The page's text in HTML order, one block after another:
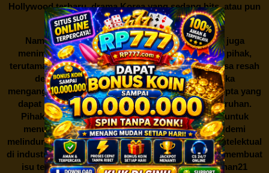
Hollywood terbaru, drama Korea yang sedang hits, atau pun
produksi film lokal dengan kualitas terbaik.
Namun, seperti halnya cerita manis,Rebahan21juga
menimbulkan kontroversi di industri film. Banyak pihak,
terutama produsen film dan pemilik hak cipta, merasa resah
dengan maraknya situs-situs seperti ini. Mereka
menganggapnya sebagai bentuk pelanggaran hak cipta yang
dapat merugikan industri perfilman secara keseluruhan.
Pihak berwenang pun turut terlibat dalam upaya untuk
menutup situs-situs ilegal semacam Rebahan21 demi
melindungi keberlangsungan bisnis dan kekayaan intelektual
di industri hiburan. Konflik kepentingan inilah yang membuat
isu tentang menonton film secara gratis diRebahan21